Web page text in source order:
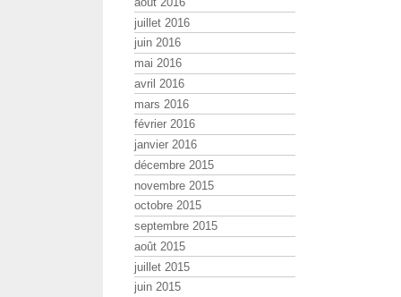
juillet 2016
juin 2016
mai 2016
avril 2016
mars 2016
février 2016
janvier 2016
décembre 2015
novembre 2015
octobre 2015
septembre 2015
août 2015
juillet 2015
juin 2015